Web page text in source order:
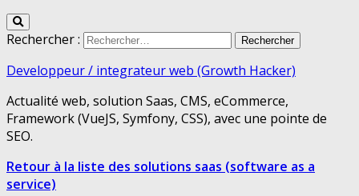
Rechercher :
Developpeur / integrateur web (Growth Hacker)
Actualité web, solution Saas, CMS, eCommerce,
Framework (VueJS, Symfony, CSS), avec une pointe de
SEO.
Retour à la liste des solutions saas (software as a
service)